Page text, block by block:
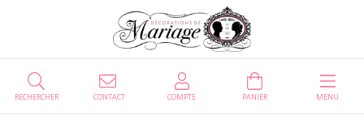
CONTACT
RECHERCHER COMPTE PANIER MENU